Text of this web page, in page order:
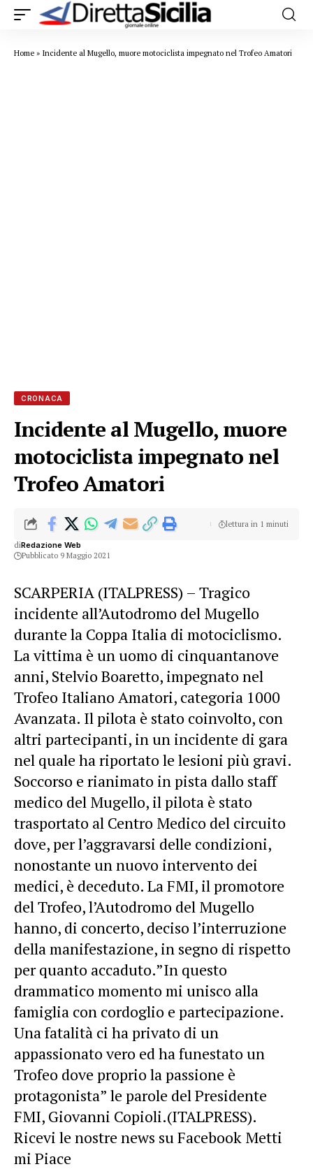
Home » Incidente al Mugello, muore motociclista impegnato nel Trofeo Amatori
CRONACA
Incidente al Mugello, muore
motociclista impegnato nel
Trofeo Amatori
diRedazione Web
Pubblicato 9 Maggio 2021
lettura in 1 minuti
SCARPERIA (ITALPRESS) – Tragico
incidente all’Autodromo del Mugello
durante la Coppa Italia di motociclismo.
La vittima è un uomo di cinquantanove
anni, Stelvio Boaretto, impegnato nel
Trofeo Italiano Amatori, categoria 1000
Avanzata. Il pilota è stato coinvolto, con
altri partecipanti, in un incidente di gara
nel quale ha riportato le lesioni più gravi.
Soccorso e rianimato in pista dallo staff
medico del Mugello, il pilota è stato
trasportato al Centro Medico del circuito
dove, per l’aggravarsi delle condizioni,
nonostante un nuovo intervento dei
medici, è deceduto. La FMI, il promotore
del Trofeo, l’Autodromo del Mugello
hanno, di concerto, deciso l’interruzione
della manifestazione, in segno di rispetto
per quanto accaduto.”In questo
drammatico momento mi unisco alla
famiglia con cordoglio e partecipazione.
Una fatalità ci ha privato di un
appassionato vero ed ha funestato un
Trofeo dove proprio la passione è
protagonista” le parole del Presidente
FMI, Giovanni Copioli.(ITALPRESS).
Ricevi le nostre news su Facebook Metti
mi Piace